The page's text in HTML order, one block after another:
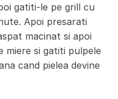
gatiti-le pe grill cu
Apoi presarati
macinat si apoi
miere si gatiti pulpele
cand pielea devine